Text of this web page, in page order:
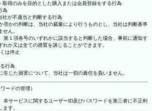
取得のみを目的とした購入または会員登録をする行為
為
社が不適当と判断する行為
否かの判断は、当社の裁量により行うものとし、当社は判断基準
ん。
第１項各号のいずれかに該当すると判断した場合、事前に通知す
か又は全ての措置を講じることができます。
は停止
行為
生じた損害について、当社は一切の責任を負いません。
ードの管理）
本サービスに関するユーザーID及びパスワードを第三者に不正利
す。